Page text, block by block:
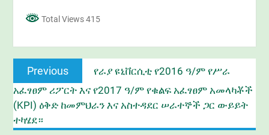
Total Views 415
Post
navigation
Previous
post:
የራያ ዩኒቨርሲቲ የ2016 ዓ/ም የሥራ
አፈፃፀም ሪፖርት እና የ2017 ዓ/ም የቁልፍ አፈፃፀም አመላካቾች
(KPI) ዕቅድ ከመምህራን እና አስተዳደር ሠራተኞች ጋር ውይይት
ተካሄደ።